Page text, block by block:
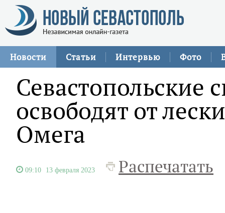
Новости Статьи Интервью Фото
Севастопольские
освободят от
Омега
09:10 13 февраля 2023 Распечатать